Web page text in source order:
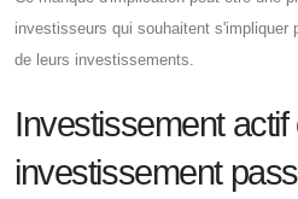
investisseurs qui souhaitent s'impliquer
de leurs investissements.
Investissement actif
investissement